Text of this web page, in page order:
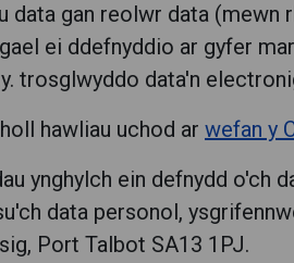
data gan reolwr data (mewn
ei ddefnyddio ar gyfer
trosglwyddo data'n
hawliau uchod ar wefan y
ynghylch ein defnydd o'ch
data personol,
Port Talbot SA13 1PJ.